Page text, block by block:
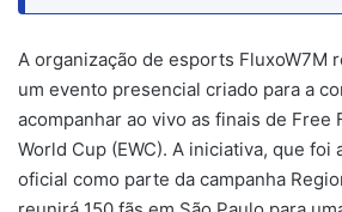
A organização de esports FluxoW7M
um evento presencial criado para a
acompanhar ao vivo as finais de Free
World Cup (EWC). A iniciativa, que foi
oficial como parte da campanha